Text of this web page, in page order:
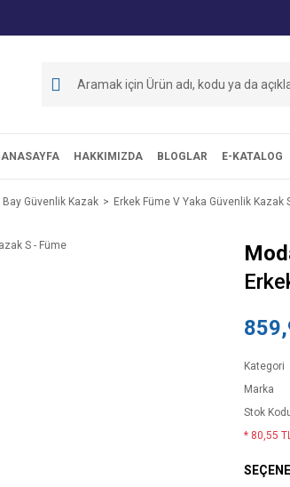
ANASAYFA HAKKIMIZDA BLOGLAR E-KATALOG
Bay Güvenlik Kazak Erkek Füme V Yaka Güvenlik Kazak
Kategori
Marka
Stok
* 80,55